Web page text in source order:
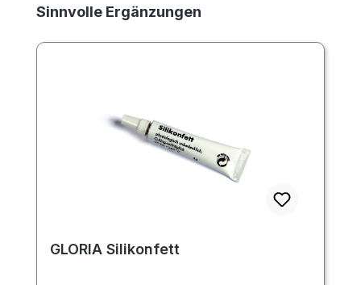
Produktgalerie überspringen
Sinnvolle Ergänzungen
GLORIA Silikonfett